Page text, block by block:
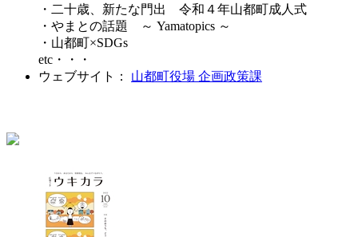
・二十歳、新たな門出 令和４年山都町成人式
・やまとの話題 ～ Yamatopics ～
・山都町×SDGs
etc・・・
ウェブサイト： 山都町役場 企画政策課